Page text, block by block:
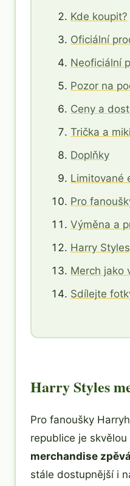
Kde koupit?
Oficiální
Neoficiální
Pozor na
Ceny a
Trička a
Doplňky
Limitované
Pro
Výměna a
Harry
Merch jako
Sdílejte
Harry Styles
Pro fanoušky
republice je skvělou
merchandise
stále dostupnější i